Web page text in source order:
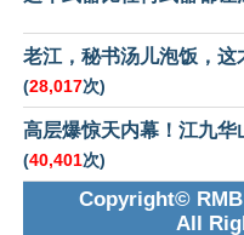
老江，秘书汤儿泡饭，这
(28,017次)
高层爆惊天内幕！江九
(40,401次)
Copyright©
All